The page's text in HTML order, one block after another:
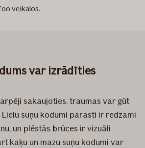
veikalos.
var izrādīties
sakaujoties, traumas var gūt
Lielu suņu kodumi parasti ir redzami
un plēstās brūces ir vizuāli
kaķu un mazu suņu kodumi var